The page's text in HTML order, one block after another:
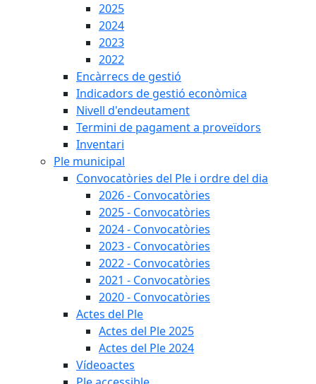
2025
2024
2023
2022
Encàrrecs de gestió
Indicadors de gestió econòmica
Nivell d'endeutament
Termini de pagament a proveïdors
Inventari
Ple municipal
Convocatòries del Ple i ordre del dia
2026 - Convocatòries
2025 - Convocatòries
2024 - Convocatòries
2023 - Convocatòries
2022 - Convocatòries
2021 - Convocatòries
2020 - Convocatòries
Actes del Ple
Actes del Ple 2025
Actes del Ple 2024
Vídeoactes